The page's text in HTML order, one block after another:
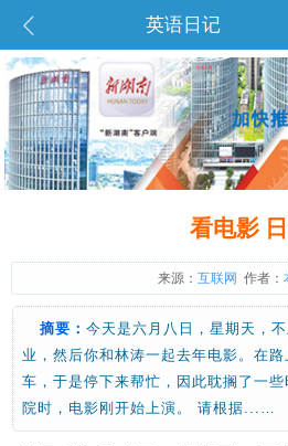
英语日记
看电影
来源： 互联网 作者：
摘要： 今天是六月八日，星期天，
业，然后你和林涛一起去年电影。在
车，于是停下来帮忙，因此耽搁了一
院时，电影刚开始上演。 请根据...…